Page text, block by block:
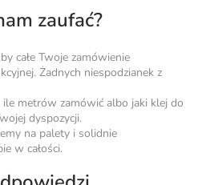
zaufać?
całe Twoje zamówienie
Żadnych niespodzianek z
ile metrów zamówić albo jaki klej do
dyspozycji.
na palety i solidnie
w całości.